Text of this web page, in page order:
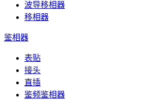
波导移相器
移相器
鉴相器
表贴
接头
直插
鉴频鉴相器